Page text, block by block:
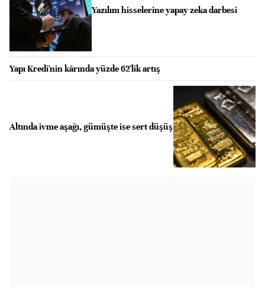
Yazılım hisselerine yapay zeka darbesi
Yapı Kredi'nin kârında yüzde 62'lik artış
Altında ivme aşağı, gümüşte ise sert düşüş